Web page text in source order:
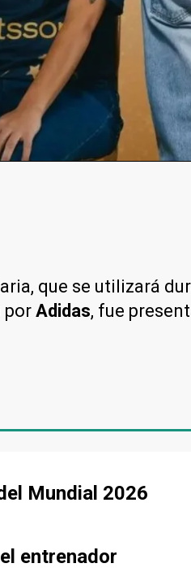
que se utilizará
por Adidas, fue
Mundial 2026
entrenador